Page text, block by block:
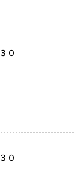
０
０